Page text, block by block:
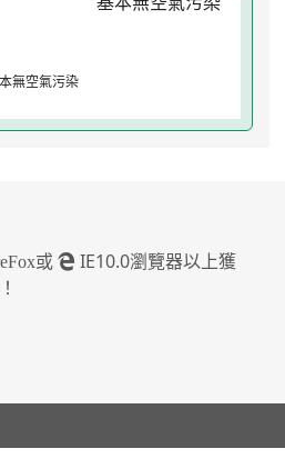
無空氣污染
或
IE10.0瀏覽器以上獲